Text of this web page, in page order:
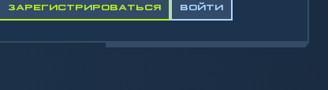
ЗАРЕГИСТРИРОВАТЬСЯ ВОЙТИ